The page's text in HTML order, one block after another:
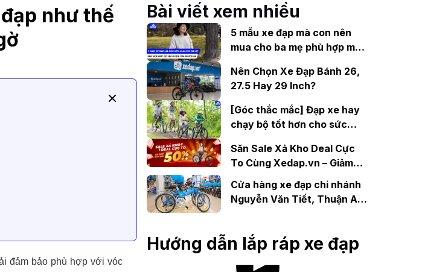
như thế
đảm bảo phù hợp với vóc
Bài viết xem nhiều
5 mẫu xe đạp mà con nên
mua cho ba mẹ phù hợp mức
Nên Chọn Xe Đạp Bánh 26,
27.5 Hay 29 Inch?
[Góc thắc mắc] Đạp xe hay
chạy bộ tốt hơn cho sức
Săn Sale Xả Kho Deal Cực
To Cùng Xedap.vn – Giảm
Cửa hàng xe đạp chi nhánh
Nguyễn Văn Tiết, Thuận An,
Hướng dẫn lắp ráp xe đạp